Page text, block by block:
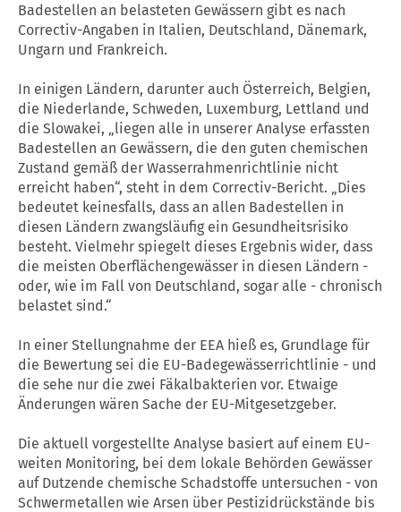
Badestellen an belasteten Gewässern gibt es nach
Correctiv-Angaben in Italien, Deutschland, Dänemark,
Ungarn und Frankreich.
In einigen Ländern, darunter auch Österreich, Belgien,
die Niederlande, Schweden, Luxemburg, Lettland und
die Slowakei, „liegen alle in unserer Analyse erfassten
Badestellen an Gewässern, die den guten chemischen
Zustand gemäß der Wasserrahmenrichtlinie nicht
erreicht haben“, steht in dem Correctiv-Bericht. „Dies
bedeutet keinesfalls, dass an allen Badestellen in
diesen Ländern zwangsläufig ein Gesundheitsrisiko
besteht. Vielmehr spiegelt dieses Ergebnis wider, dass
die meisten Oberflächengewässer in diesen Ländern -
oder, wie im Fall von Deutschland, sogar alle - chronisch
belastet sind.“
In einer Stellungnahme der EEA hieß es, Grundlage für
die Bewertung sei die EU-Badegewässerrichtlinie - und
die sehe nur die zwei Fäkalbakterien vor. Etwaige
Änderungen wären Sache der EU-Mitgesetzgeber.
Die aktuell vorgestellte Analyse basiert auf einem EU-
weiten Monitoring, bei dem lokale Behörden Gewässer
auf Dutzende chemische Schadstoffe untersuchen - von
Schwermetallen wie Arsen über Pestizidrückstände bis